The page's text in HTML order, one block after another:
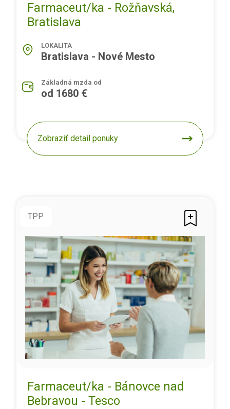
Farmaceut/ka - Rožňavská,
Bratislava
LOKALITA
Bratislava - Nové Mesto
Základná mzda od
od 1680 €
Zobraziť detail ponuky
TPP
Farmaceut/ka - Bánovce nad
Bebravou - Tesco